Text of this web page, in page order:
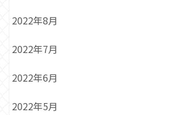
2022年8月
2022年7月
2022年6月
2022年5月